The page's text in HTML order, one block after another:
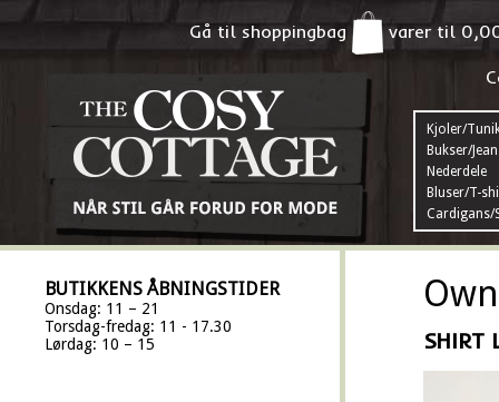
Gå til shoppingbag varer til
Kjoler/
Bukser/
Nederdele
Bluser/T-
Cardigans/
BUTIKKENS ÅBNINGSTIDER
Onsdag: 11 – 21
Torsdag-fredag: 11 - 17.30
Lørdag: 10 – 15
SHIRT